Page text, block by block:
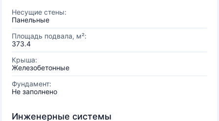
Несущие стены:
Панельные
Площадь подвала, м²:
373.4
Крыша:
Железобетонные
Фундамент:
Не заполнено
Инженерные системы